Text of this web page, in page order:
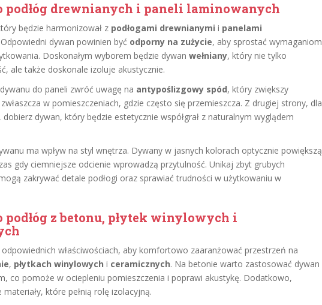
podłóg drewnianych i paneli laminowanych
będzie harmonizował z podłogami drewnianymi i panelami
dywan powinien być odporny na zużycie, aby sprostać wymaganiom
Doskonałym wyborem będzie dywan wełniany, który nie tylko
ale także doskonale izoluje akustycznie.
do paneli zwróć uwagę na antypoślizgowy spód, który zwiększy
w pomieszczeniach, gdzie często się przemieszcza. Z drugiej strony, dla
dobierz dywan, który będzie estetycznie współgrał z naturalnym wyglądem
ma wpływ na styl wnętrza. Dywany w jasnych kolorach optycznie powiększą
gdy ciemniejsze odcienie wprowadzą przytulność. Unikaj zbyt grubych
zakrywać detale podłogi oraz sprawiać trudności w użytkowaniu w
podłóg z betonu, płytek winylowych i
właściwościach, aby komfortowo zaaranżować przestrzeń na
, płytkach winylowych i ceramicznych. Na betonie warto zastosować dywan
co pomoże w ociepleniu pomieszczenia i poprawi akustykę. Dodatkowo,
które pełnią rolę izolacyjną.